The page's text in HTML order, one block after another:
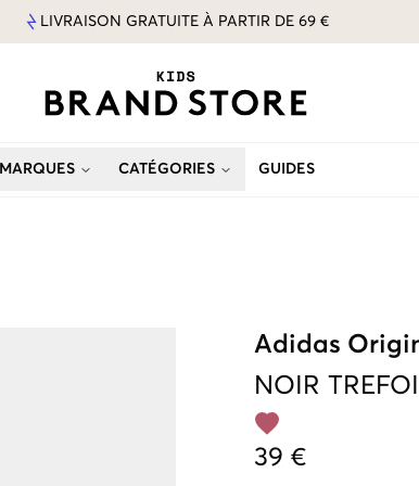
LIVRAISON GRATUITE À PARTIR DE 69 €
MARQUES CATÉGORIES GUIDES
Adidas
NOIR
39 €